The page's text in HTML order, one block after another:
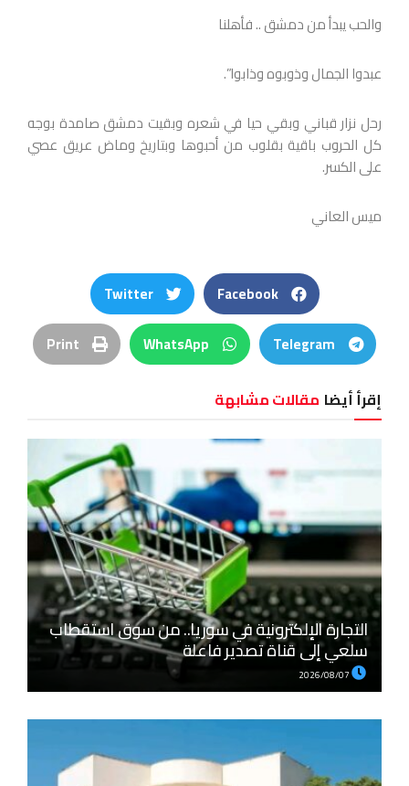
والحب يبدأ من دمشق .. فأهلنا
عبدوا الجمال وذوبوه وذابوا”.
رحل نزار قباني وبقي حيا في شعره وبقيت دمشق صامدة بوجه
كل الحروب باقية بقلوب من أحبوها وبتاريخ وماض عريق عصي
على الكسر.
ميس العاني
Facebook
Twitter
Telegram
WhatsApp
Print
إقرأ أيضا مقالات مشابهة
التجارة الإلكترونية في سوريا.. من سوق استقطاب
سلعي إلى قناة تصدير فاعلة